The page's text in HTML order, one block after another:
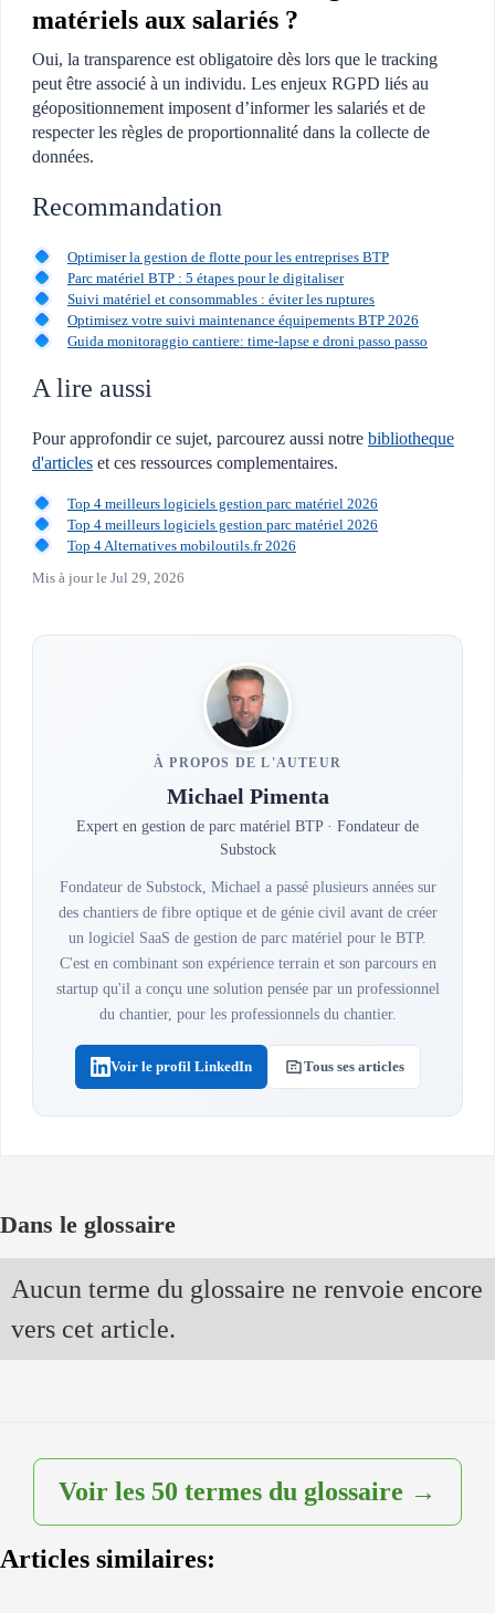
matériels aux salariés ?
Oui, la transparence est obligatoire dès lors que le tracking
peut être associé à un individu. Les enjeux RGPD liés au
géopositionnement imposent d’informer les salariés et de
respecter les règles de proportionnalité dans la collecte de
données.
Recommandation
Optimiser la gestion de flotte pour les entreprises BTP
Parc matériel BTP : 5 étapes pour le digitaliser
Suivi matériel et consommables : éviter les ruptures
Optimisez votre suivi maintenance équipements BTP 2026
Guida monitoraggio cantiere: time-lapse e droni passo passo
A lire aussi
Pour approfondir ce sujet, parcourez aussi notre bibliotheque
d'articles et ces ressources complementaires.
Top 4 meilleurs logiciels gestion parc matériel 2026
Top 4 meilleurs logiciels gestion parc matériel 2026
Top 4 Alternatives mobiloutils.fr 2026
Mis à jour le Jul 29, 2026
À PROPOS DE L'AUTEUR
Michael Pimenta
Expert en gestion de parc matériel BTP · Fondateur de
Substock
Fondateur de Substock, Michael a passé plusieurs années sur
des chantiers de fibre optique et de génie civil avant de créer
un logiciel SaaS de gestion de parc matériel pour le BTP.
C'est en combinant son expérience terrain et son parcours en
startup qu'il a conçu une solution pensée par un professionnel
du chantier, pour les professionnels du chantier.
Voir le profil LinkedIn Tous ses articles
Dans le glossaire
Aucun terme du glossaire ne renvoie encore
vers cet article.
Voir les 50 termes du glossaire →
Articles similaires: